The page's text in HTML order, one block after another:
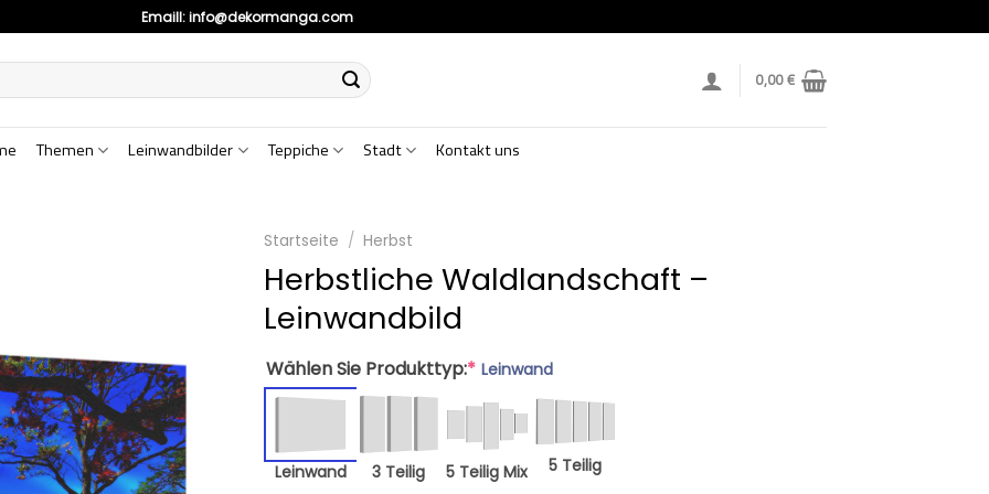
Emaill:info@dekormanga.com
0,00€
Themen Leinwandbilder Teppiche Stadt Kontakt uns
Startseite / Herbst
Herbstliche Waldlandschaft –
Leinwandbild
Wählen Sie Produkttyp:* Leinwand
Leinwand 3 Teilig 5 Teilig Mix 5 Teilig